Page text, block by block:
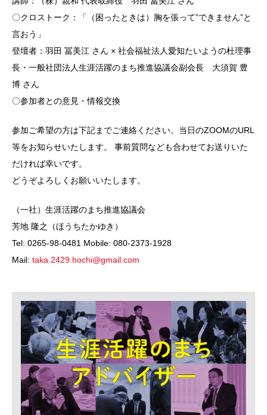
〇クロストーク：「（困ったときは）胸を張って”できません”と
言おう」
登壇者：羽田 冨美江 さん × 社会福祉法人愛知たいようの杜理事
長・一般社団法人生涯活躍のまち推進協議会副会長 大須賀 豊
博 さん
〇参加者との意見・情報交換
参加ご希望の方は下記までご連絡ください。当日のZOOMのURL
等をお知らせいたします。 事前質問なども合わせてお送りいた
だければ幸いです。
どうぞよろしくお願いいたします。
（一社）生涯活躍のまち推進協議会
芳地 隆之（ほうちたかゆき）
Tel: 0265-98-0481 Mobile: 080-2373-1928
Mail: taka.2429.hochi@gmail.com